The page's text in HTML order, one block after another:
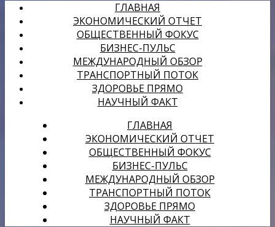
ГЛАВНАЯ
ЭКОНОМИЧЕСКИЙ ОТЧЕТ
ОБЩЕСТВЕННЫЙ ФОКУС
БИЗНЕС-ПУЛЬС
МЕЖДУНАРОДНЫЙ ОБЗОР
ТРАНСПОРТНЫЙ ПОТОК
ЗДОРОВЬЕ ПРЯМО
НАУЧНЫЙ ФАКТ
ГЛАВНАЯ
ЭКОНОМИЧЕСКИЙ ОТЧЕТ
ОБЩЕСТВЕННЫЙ ФОКУС
БИЗНЕС-ПУЛЬС
МЕЖДУНАРОДНЫЙ ОБЗОР
ТРАНСПОРТНЫЙ ПОТОК
ЗДОРОВЬЕ ПРЯМО
НАУЧНЫЙ ФАКТ